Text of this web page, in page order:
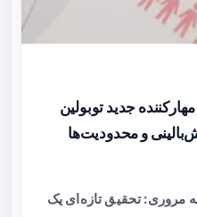
جدید توبولین
مروری: تحقیق تازه‌ای یک